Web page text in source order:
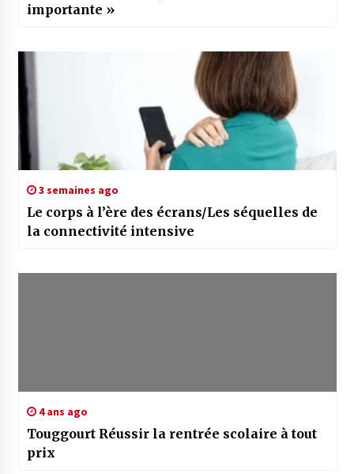
importante »
3 semaines ago
Le corps à l’ère des écrans/Les séquelles de
la connectivité intensive
4 ans ago
Touggourt Réussir la rentrée scolaire à tout
prix